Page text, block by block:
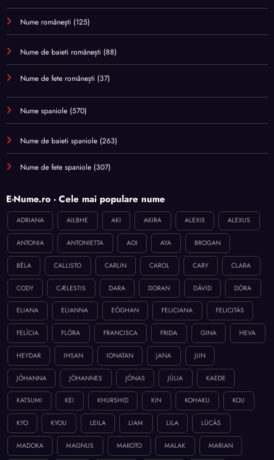
Nume românești (125)
Nume de baieti românești (88)
Nume de fete românești (37)
Nume spaniole (570)
Nume de baieti spaniole (263)
Nume de fete spaniole (307)
E-Nume.ro - Cele mai populare nume
ADRIANA AILBHE AKI AKIRA ALEXIS ALEXUS
ANTONIA ANTONIETTA AOI AYA BROGAN
BÉLA CALLISTO CARLIN CAROL CARY CLARA
CODY CÆLESTIS DARA DORAN DÁVID DÓRA
ELIANA ELIANNA EÓGHAN FELICIANA FELICITÁS
FELÍCIA FLÓRA FRANCISCA FRIDA GINA HEVA
HEYDAR IHSAN IONATAN JANA JUN
JÓHANNA JÓHANNES JÓNAS JÚLIA KAEDE
KATSUMI KEI KHURSHID KIN KOHAKU KOU
KYO KYOU LEILA LIAM LILA LÚCÁS
MADOKA MAGNUS MAKOTO MALAK MARIAN